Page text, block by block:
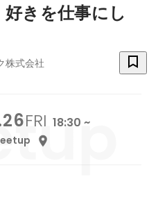
きを仕事にし
株式会社
FRI 18:30 ~